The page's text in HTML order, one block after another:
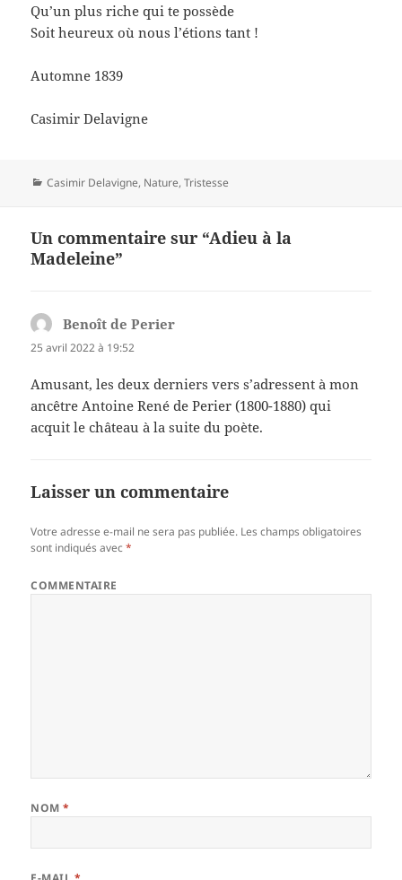
Qu’un plus riche qui te possède
Soit heureux où nous l’étions tant !
Automne 1839
Casimir Delavigne
Catégories
Casimir Delavigne, Nature,Tristesse
Un commentaire sur “Adieu à la
Madeleine”
Benoît de Perier
25 avril 2022 à 19:52
Amusant, les deux derniers vers s’adressent à mon
ancêtre Antoine René de Perier (1800-1880) qui
acquit le château à la suite du poète.
Laisser un commentaire
Votre adresse e-mail ne sera pas publiée. Les champs obligatoires
sont indiqués avec*
COMMENTAIRE
NOM*